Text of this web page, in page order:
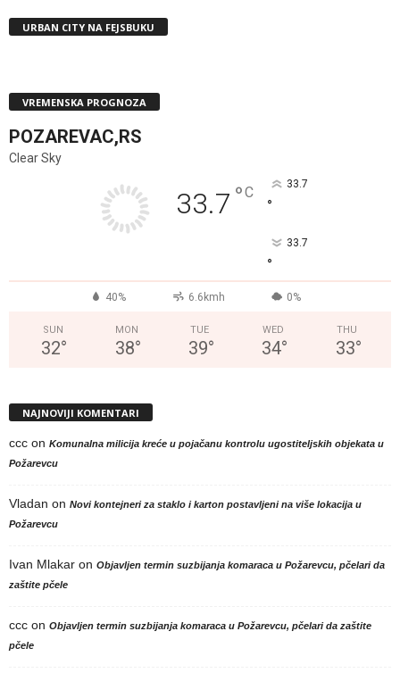
URBAN CITY NA FEJSBUKU
VREMENSKA PROGNOZA
POZAREVAC,RS
Clear Sky
33.7 °C 33.7
°
33.7
°
40% 6.6kmh 0%
SUN
32°
MON
38°
TUE
39°
WED
34°
THU
33°
NAJNOVIJI KOMENTARI
ccc on Komunalna milicija kreće u pojačanu kontrolu ugostiteljskih objekata u
Požarevcu
Vladan on Novi kontejneri za staklo i karton postavljeni na više lokacija u
Požarevcu
Ivan Mlakar on Objavljen termin suzbijanja komaraca u Požarevcu, pčelari da
zaštite pčele
ccc on Objavljen termin suzbijanja komaraca u Požarevcu, pčelari da zaštite
pčele